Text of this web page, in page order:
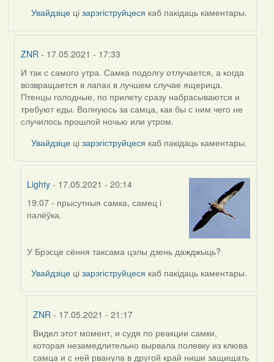
Увайдзіце цізарэгіструйцеся каб пакідаць каментары.
ZNR - 17.05.2021 - 17:33
In
reply
to
by
Harrier
И так с самого утра. Самка подолгу отлучается, а когда
возвращается в лапах в лучшем случае ящерица.
Птенцы голодные, по прилету сразу набрасываются и
требуют еды. Волнуюсь за самца, как бы с ним чего не
случилось прошлой ночью или утром.
Увайдзіце цізарэгіструйцеся каб пакідаць каментары.
Lighty - 17.05.2021 - 20:14
In
reply
ZNR
19:07 - прысутныя самка, самец і
палёўка.
У Брэсце сёння таксама цэлы дзень дажджыць?
Увайдзіце цізарэгіструйцеся каб пакідаць каментары.
ZNR- 17.05.2021 - 21:17
In
reply
Видел этот момент, и судя по реакции самки,
которая незамедлительно вырвала полевку из клюва
самца и с ней рванула в другой край ниши защищать